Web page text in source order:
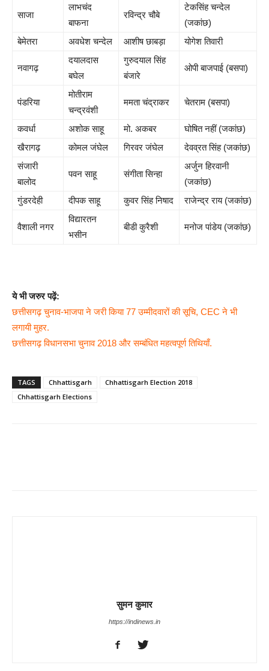
साजा
लाभचंद
बाफना
रविन्द्र चौबे
टेकसिंह चन्देल
(जकांछ)
बेमेतरा
अवधेश चन्देल आशीष छाबड़ा योगेश तिवारी
नवागढ़
दयालदास
बघेल
गुरुदयाल सिंह
बंजारे
ओपी बाजपाई (बसपा)
पंडरिया
मोतीराम
चन्द्रवंशी
ममता चंद्राकर चेतराम (बसपा)
कवर्धा अशोक साहू मो. अकबर
घोषित नहीं (जकांछ)
खैरागढ़
कोमल जंघेल गिरवर जंघेल
देवव्रत सिंह (जकांछ)
संजारी
बालोद
पवन साहू संगीता सिन्हा
अर्जुन हिरवानी
(जकांछ)
गुंडरदेही
दीपक साहू कुवर सिंह निषाद राजेन्द्र राय (जकांछ)
वैशाली नगर
विद्यारतन
भसीन
बीडी कुरैशी मनोज पांडेय (जकांछ)
ये भी जरुर पढ़ें:
छत्तीसगढ़ चुनाव-भाजपा ने जरी किया 77 उम्मीदवारों की सूचि, CEC ने भी
लगायी मुहर.
छत्तीसगढ़ विधानसभा चुनाव 2018 और सम्बंधित महत्वपूर्ण तिथियाँ.
TAGS Chhattisgarh
Chhattisgarh Election 2018
Chhattisgarh Elections
सुमन कुमार
https://indinews.in